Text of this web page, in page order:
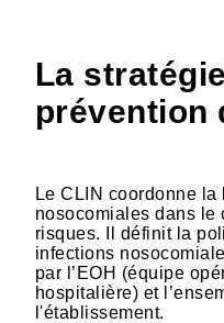
La
prévention
Le CLIN coordonne
nosocomiales dans le
risques. Il définit la
infections
par l’EOH (équipe
hospitalière) et
l'établissement.